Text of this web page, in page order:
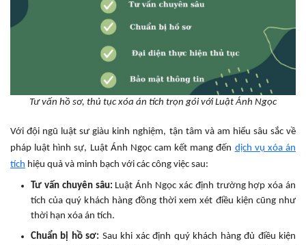
Tư vấn hồ sơ, thủ tục xóa án tích trọn gói với Luật Ánh Ngọc
Với đội ngũ luật sư giàu kinh nghiệm, tận tâm và am hiểu sâu sắc về
pháp luật hình sự, Luật Ánh Ngọc cam kết mang đến dịch vụ xóa án
tích hiệu quả và minh bạch với các công việc sau:
Tư vấn chuyên sâu: Luật Ánh Ngọc xác định trường hợp xóa án
tích của quý khách hàng đồng thời xem xét điều kiện cũng như
thời hạn xóa án tích.
Chuẩn bị hồ sơ: Sau khi xác định quý khách hàng đủ điều kiện